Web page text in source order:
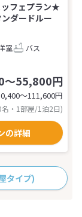
ッフェプラン★
ダードルー
室
バス
～55,800円
〜111,600円
・1部屋/1泊2日)
の詳細
タイプ)